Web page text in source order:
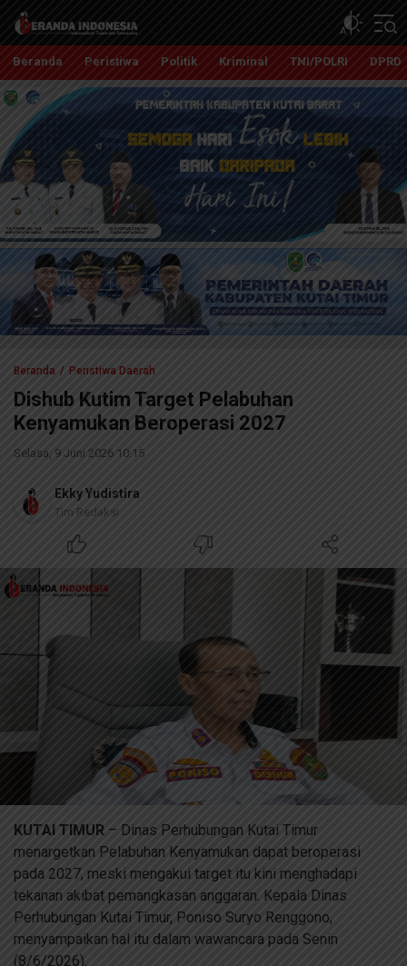
Beranda Indonesia
Independent, Tajam dan Terpercaya
Beranda Peristiwa Politik Kriminal TNI/POLRI DPRD
Beranda Peristiwa Daerah
Dishub Kutim Target Pelabuhan
Kenyamukan Beroperasi 2027
Selasa, 9 Juni 2026 10:15
Ekky Yudistira
Tim Redaksi
KUTAI TIMUR – Dinas Perhubungan Kutai Timur
menargetkan Pelabuhan Kenyamukan dapat beroperasi
pada 2027, meski mengakui target itu kini menghadapi
tekanan akibat pemangkasan anggaran. Kepala Dinas
Perhubungan Kutai Timur, Poniso Suryo Renggono,
menyampaikan hal itu dalam wawancara pada Senin
(8/6/2026).